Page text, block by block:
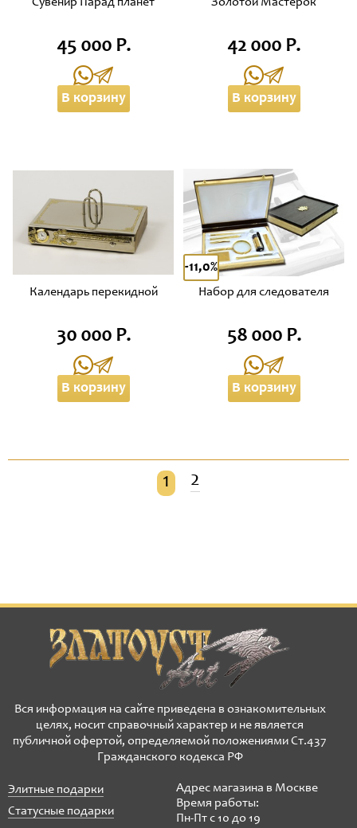
45 000 Р.
В корзину
42 000 Р.
В корзину
Календарь перекидной
30 000 Р.
В корзину
Набор для следователя
-11,0%
58 000 Р.
В корзину
1 2
Вся информация на сайте приведена в ознакомительных
целях, носит справочный характер и не является
публичной офертой, определяемой положениями Ст.437
Гражданского кодекса РФ
Элитные подарки
Статусные подарки
Адрес магазина в Москве
Время работы:
Пн-Пт с 10 до 19